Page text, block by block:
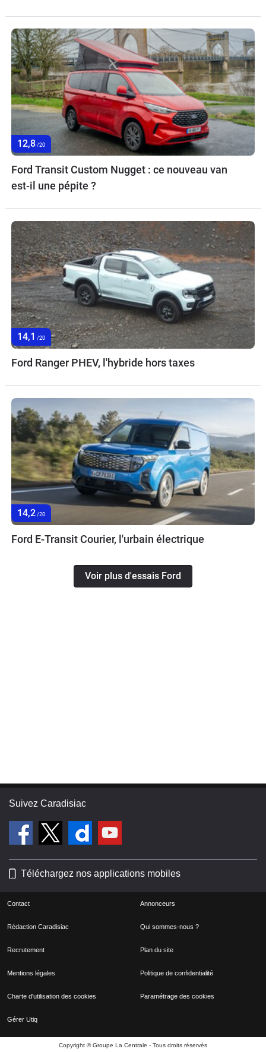
12,8 /20
Ford Transit Custom Nugget : ce nouveau van
est-il une pépite ?
14,1 /20
Ford Ranger PHEV, l'hybride hors taxes
14,2 /20
Ford E-Transit Courier, l'urbain électrique
Voir plus d'essais Ford
Suivez Caradisiac
Téléchargez nos applications mobiles
Contact Annonceurs
Rédaction Caradisiac Qui sommes-nous ?
Recrutement Plan du site
Mentions légales Politique de confidentialité
Charte d'utilisation des cookies Paramétrage des cookies
Gérer Utiq
Copyright © Groupe La Centrale - Tous droits réservés